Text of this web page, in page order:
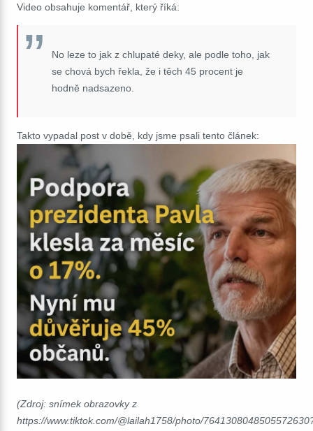
Video obsahuje komentář, který říká:
No leze to jak z chlupaté deky, ale podle toho, jak
se chová bych řekla, že i těch 45 procent je
hodně nadsazeno.
Takto vypadal post v době, kdy jsme psali tento článek:
(Zdroj: snímek obrazovky z
https://www.tiktok.com/@lailah1758/photo/